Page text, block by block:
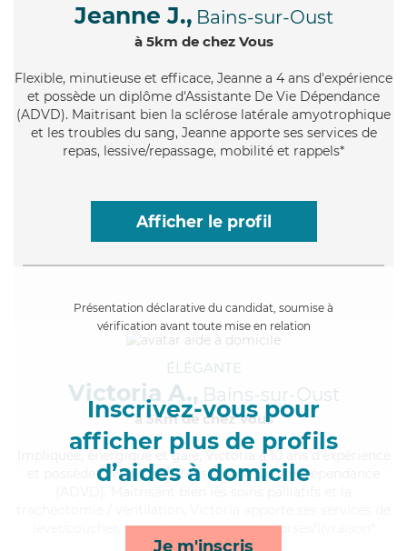
Jeanne J., Bains-sur-Oust
à 5km de chez Vous
Flexible, minutieuse et efficace, Jeanne a 4 ans d'expérience
et possède un diplôme d'Assistante De Vie Dépendance
(ADVD). Maitrisant bien la sclérose latérale amyotrophique
et les troubles du sang, Jeanne apporte ses services de
repas, lessive/repassage, mobilité et rappels*
Afficher le profil
Présentation déclarative du candidat, soumise à
vérification avant toute mise en relation
Inscrivez-vous pour
afficher plus de profils
d’aides à domicile
Je m'inscris
ÉLÉGANTE
Victoria A., Bains-sur-Oust
à 5km de chez Vous
, énergique et gaie, Victoria a 10 ans d'expérience
et possède un diplôme d'Assistante De Vie Dépendance
lever/coucher, rappels, transports et courses/livraison*